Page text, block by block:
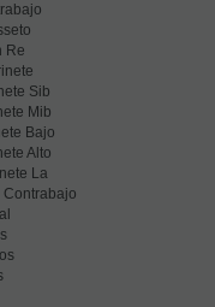
Re
Sib
Mib
Bajo
Alto
La